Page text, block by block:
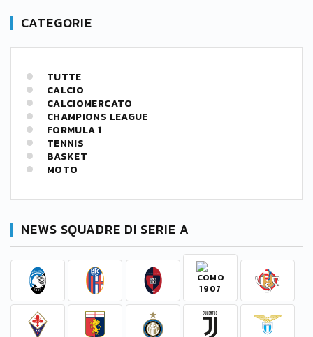
CATEGORIE
TUTTE
CALCIO
CALCIOMERCATO
CHAMPIONS LEAGUE
FORMULA 1
TENNIS
BASKET
MOTO
NEWS SQUADRE DI SERIE A